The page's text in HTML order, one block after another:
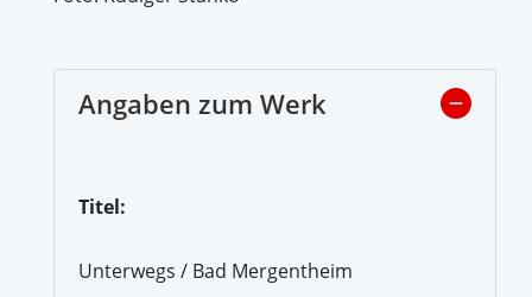
Angaben zum Werk
Titel:
Unterwegs / Bad Mergentheim